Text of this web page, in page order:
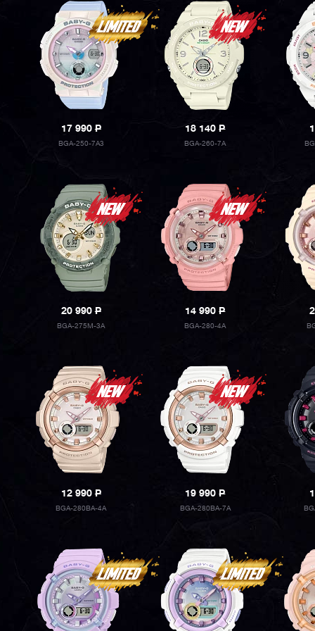
17 990P
BGA-250-7A3
18 140P
BGA-260-7A
20 990P
BGA-275M-3A
14 990P
BGA-280-4A
12 990P
BGA-280BA-4A
19 990P
BGA-280BA-7A